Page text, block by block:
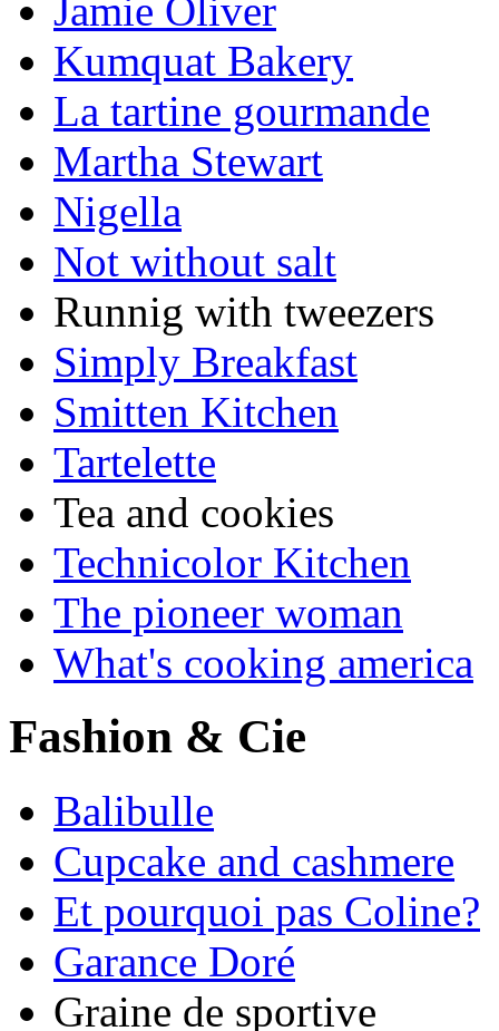
Jamie Oliver
Kumquat Bakery
La tartine gourmande
Martha Stewart
Nigella
Not without salt
Runnig with tweezers
Simply Breakfast
Smitten Kitchen
Tartelette
Tea and cookies
Technicolor Kitchen
The pioneer woman
What's cooking america
Fashion & Cie
Balibulle
Cupcake and cashmere
Et pourquoi pas Coline?
Garance Doré
Graine de sportive